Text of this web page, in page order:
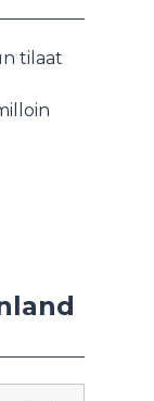
tilaat